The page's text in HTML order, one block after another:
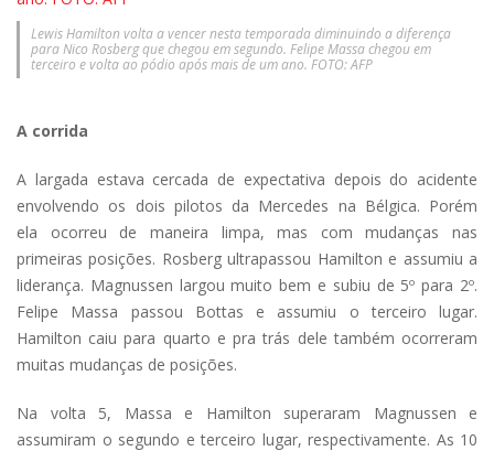
Lewis Hamilton volta a vencer nesta temporada diminuindo a diferença
para Nico Rosberg que chegou em segundo. Felipe Massa chegou em
terceiro e volta ao pódio após mais de um ano. FOTO: AFP
A corrida
A largada estava cercada de expectativa depois do acidente
envolvendo os dois pilotos da Mercedes na Bélgica. Porém
ela ocorreu de maneira limpa, mas com mudanças nas
primeiras posições. Rosberg ultrapassou Hamilton e assumiu a
liderança. Magnussen largou muito bem e subiu de 5º para 2º.
Felipe Massa passou Bottas e assumiu o terceiro lugar.
Hamilton caiu para quarto e pra trás dele também ocorreram
muitas mudanças de posições.
Na volta 5, Massa e Hamilton superaram Magnussen e
assumiram o segundo e terceiro lugar, respectivamente. As 10